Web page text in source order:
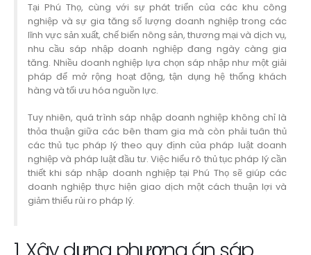
Tại Phú Thọ, cùng với sự phát triển của các khu công
nghiệp và sự gia tăng số lượng doanh nghiệp trong các
lĩnh vực sản xuất, chế biến nông sản, thương mại và dịch vụ,
nhu cầu sáp nhập doanh nghiệp đang ngày càng gia
tăng. Nhiều doanh nghiệp lựa chọn sáp nhập như một giải
pháp để mở rộng hoạt động, tận dụng hệ thống khách
hàng và tối ưu hóa nguồn lực.
Tuy nhiên, quá trình sáp nhập doanh nghiệp không chỉ là
thỏa thuận giữa các bên tham gia mà còn phải tuân thủ
các thủ tục pháp lý theo quy định của pháp luật doanh
nghiệp và pháp luật đầu tư. Việc hiểu rõ thủ tục pháp lý cần
thiết khi sáp nhập doanh nghiệp tại Phú Thọ sẽ giúp các
doanh nghiệp thực hiện giao dịch một cách thuận lợi và
giảm thiểu rủi ro pháp lý.